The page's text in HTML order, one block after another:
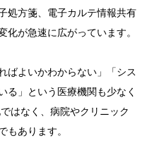
処方箋、電子カルテ情報共有
が急速に広がっています。
ばよいかわからない」「シス
る」という医療機関も少なく
はなく、病院やクリニック
もあります。